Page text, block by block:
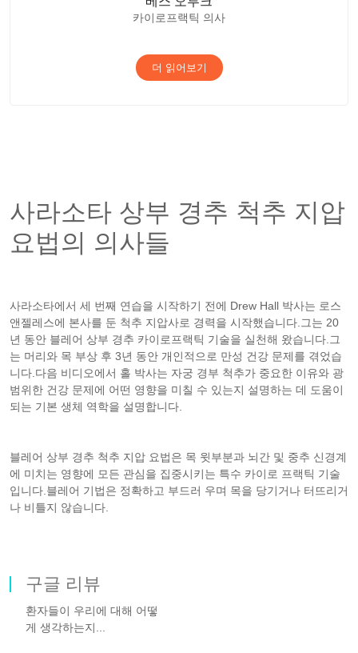
카이로프랙틱 의사
더 읽어보기
사라소타 상부 경추 척추 지압
요법의 의사들
사라소타에서 세 번째 연습을 시작하기 전에 Drew Hall 박사는 로스
앤젤레스에 본사를 둔 척추 지압사로 경력을 시작했습니다.그는 20
년 동안 블레어 상부 경추 카이로프랙틱 기술을 실천해 왔습니다.그
는 머리와 목 부상 후 3년 동안 개인적으로 만성 건강 문제를 겪었습
니다.다음 비디오에서 홀 박사는 자궁 경부 척추가 중요한 이유와 광
범위한 건강 문제에 어떤 영향을 미칠 수 있는지 설명하는 데 도움이
되는 기본 생체 역학을 설명합니다.
블레어 상부 경추 척추 지압 요법은 목 윗부분과 뇌간 및 중추 신경계
에 미치는 영향에 모든 관심을 집중시키는 특수 카이로 프랙틱 기술
입니다.블레어 기법은 정확하고 부드러 우며 목을 당기거나 터뜨리거
나 비틀지 않습니다.
구글 리뷰
환자들이 우리에 대해 어떻
게 생각하는지...